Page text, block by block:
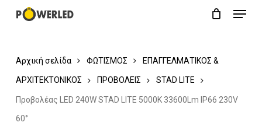
content
Menu
Αρχική σελίδα ΦΩΤΙΣΜΟΣ ΕΠΑΓΓΕΛΜΑΤΙΚΟΣ &
ΑΡΧΙΤΕΚΤΟΝΙΚΟΣ ΠΡΟΒΟΛΕΙΣ STAD LITE
Προβολέας LED 240W STAD LITE 5000K 33600Lm IP66 230V
60°